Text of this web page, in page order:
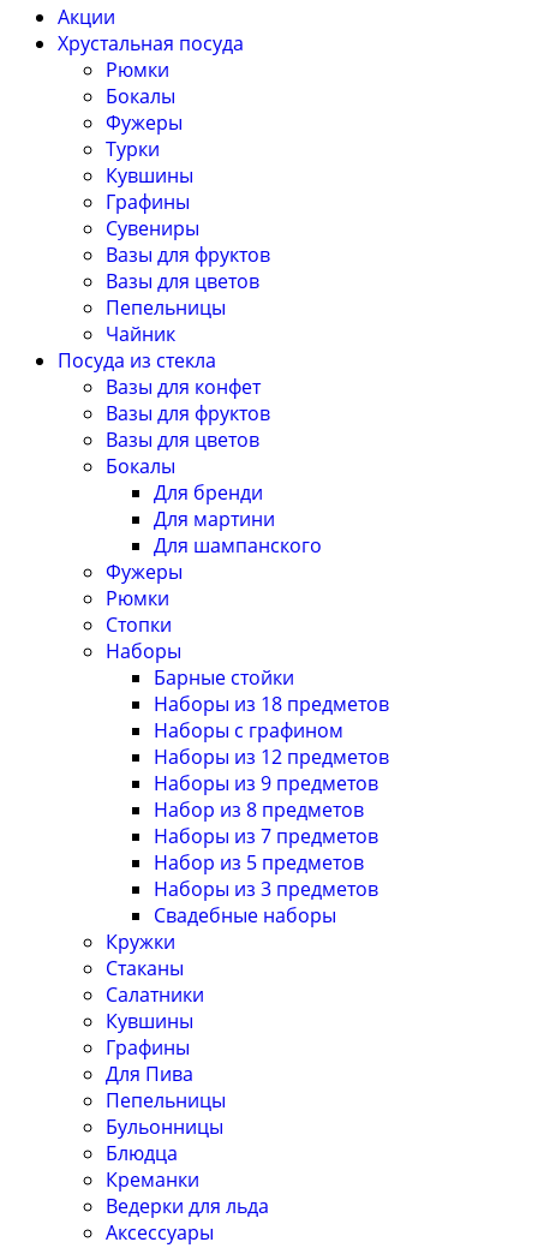
Акции
Хрустальная посуда
Рюмки
Бокалы
Фужеры
Турки
Кувшины
Графины
Сувениры
Вазы для фруктов
Вазы для цветов
Пепельницы
Чайник
Посуда из стекла
Вазы для конфет
Вазы для фруктов
Вазы для цветов
Бокалы
Для бренди
Для мартини
Для шампанского
Фужеры
Рюмки
Стопки
Наборы
Барные стойки
Наборы из 18 предметов
Наборы с графином
Наборы из 12 предметов
Наборы из 9 предметов
Набор из 8 предметов
Наборы из 7 предметов
Набор из 5 предметов
Наборы из 3 предметов
Свадебные наборы
Кружки
Стаканы
Салатники
Кувшины
Графины
Для Пива
Пепельницы
Бульонницы
Блюдца
Креманки
Ведерки для льда
Аксессуары